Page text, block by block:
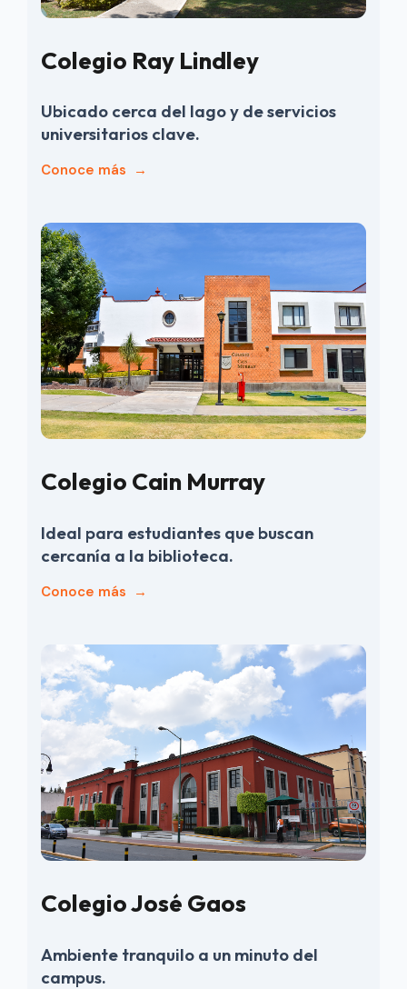
Colegio Ray Lindley
Ubicado cerca del lago y de servicios
universitarios clave.
Conoce más →
Colegio Cain Murray
Ideal para estudiantes que buscan
cercanía a la biblioteca.
Conoce más →
Colegio José Gaos
Ambiente tranquilo a un minuto del
campus.